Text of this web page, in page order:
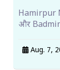
Hamirpur
और
Aug. 7,